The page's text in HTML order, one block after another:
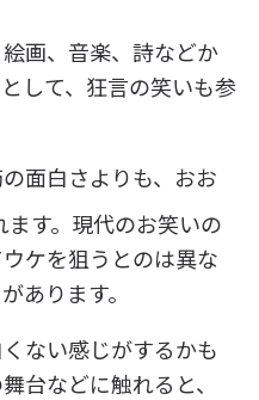
画、音楽、詩などか
して、狂言の笑いも参
面白さよりも、おお
ます。現代のお笑いの
ケを狙うとのは異な
あります。
ない感じがするかも
台などに触れると、